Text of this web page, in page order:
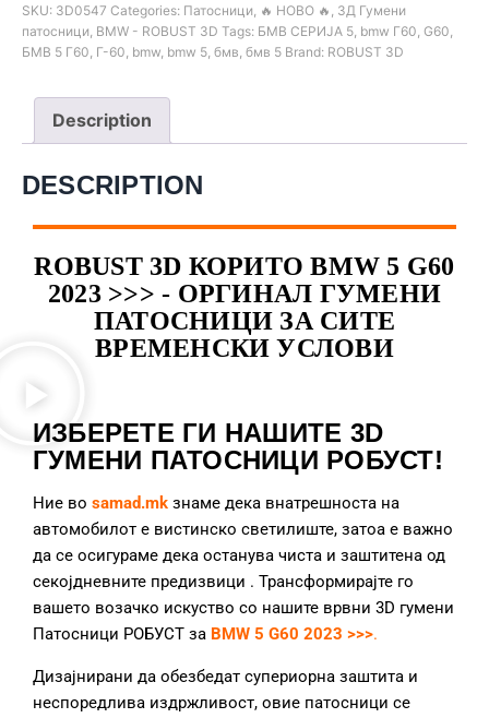
SKU: 3D0547 Categories: Патосници 🔥 НОВО 🔥 3Д Гумени
патосници BMW - ROBUST 3D Tags: БМВ СЕРИЈА 5 bmw Г60 G60
БМВ 5 Г60 Г-60 bmw bmw 5 бмв бмв 5 Brand: ROBUST 3D
Description
DESCRIPTION
ROBUST 3D КОРИТО BMW 5 G60
2023 >>> - ОРГИНАЛ ГУМЕНИ
ПАТОСНИЦИ ЗА СИТЕ
ВРЕМЕНСКИ УСЛОВИ
ИЗБЕРЕТЕ ГИ НАШИТЕ 3D
ГУМЕНИ ПАТОСНИЦИ РОБУСТ!
Ние во samad.mk знаме дека внатрешноста на
автомобилот е вистинско светилиште, затоа е важно
да се осигураме дека останува чиста и заштитена од
секојдневните предизвици . Трансформирајте го
вашето возачко искуство со нашите врвни 3D гумени
Патосници РОБУСТ за BMW 5 G60 2023 >>>.
Дизајнирани да обезбедат супериорна заштита и
неспоредлива издржливост, овие патосници се